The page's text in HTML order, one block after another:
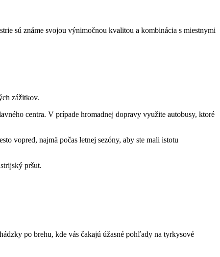
sú známe svojou výnimočnou kvalitou a kombinácia s miestnymi
zážitkov.
centra. V prípade hromadnej dopravy využite autobusy, ktoré
vopred, najmä počas letnej sezóny, aby ste mali istotu
pršut.
po brehu, kde vás čakajú úžasné pohľady na tyrkysové